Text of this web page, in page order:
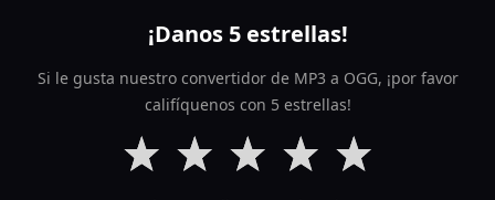
¡Danos 5 estrellas!
Si le gusta nuestro convertidor de MP3 a OGG, ¡por favor
califíquenos con 5 estrellas!